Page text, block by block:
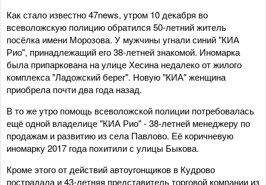
Как стало известно 47news, утром 10 декабря во
всеволожскую полицию обратился 50-летний житель
посёлка имени Морозова. У мужчины угнали синий "КИА
Рио", принадлежащий его 38-летней знакомой. Иномарка
была припаркована на улице Хесина недалеко от жилого
комплекса "Ладожский берег". Новую "КИА" женщина
приобрела почти два года назад.
В то же утро помощь всеволожской полиции потребовалась
ещё одной владелице "КИА Рио" - 38-летней менеджеру по
продажам и развитию из села Павлово. Её коричневую
иномарку 2017 года похитили с улицы Быкова.
Кроме этого от действий автоугонщиков в Кудрово
пострадала и 43-летняя представитель торговой компании из